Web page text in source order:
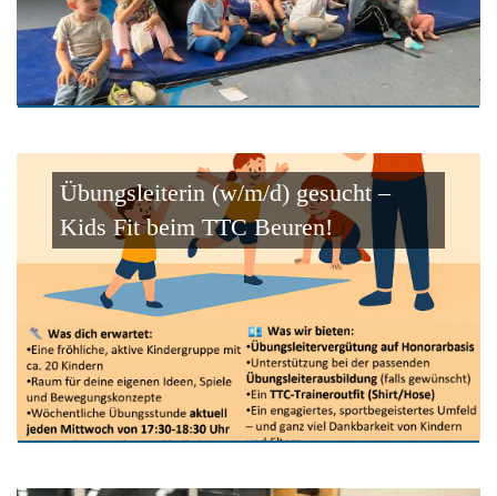
Übungsleiterin (w/m/d) gesucht –
Kids Fit beim TTC Beuren!